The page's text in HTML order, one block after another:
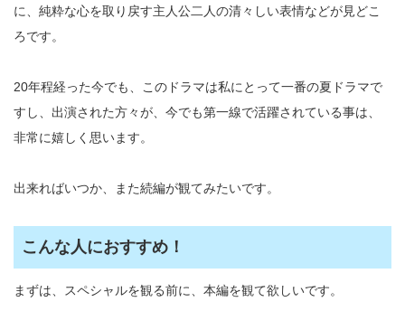
に、純粋な心を取り戻す主人公二人の清々しい表情などが見どこ
ろです。
20年程経った今でも、このドラマは私にとって一番の夏ドラマで
すし、出演された方々が、今でも第一線で活躍されている事は、
非常に嬉しく思います。
出来ればいつか、また続編が観てみたいです。
こんな人におすすめ！
まずは、スペシャルを観る前に、本編を観て欲しいです。